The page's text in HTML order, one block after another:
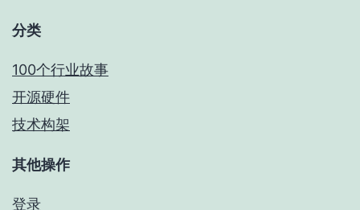
分类
100个行业故事
开源硬件
技术构架
其他操作
登录